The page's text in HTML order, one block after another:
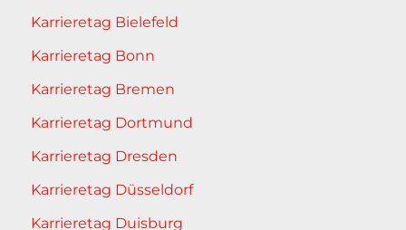
Karrieretag Bielefeld
Karrieretag Bonn
Karrieretag Bremen
Karrieretag Dortmund
Karrieretag Dresden
Karrieretag Düsseldorf
Karrieretag Duisburg